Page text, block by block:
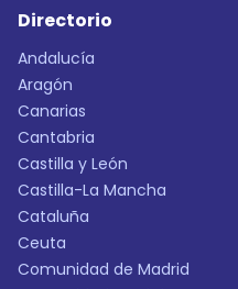
Directorio
Andalucía
Aragón
Canarias
Cantabria
Castilla y León
Castilla-La Mancha
Cataluña
Ceuta
Comunidad de Madrid